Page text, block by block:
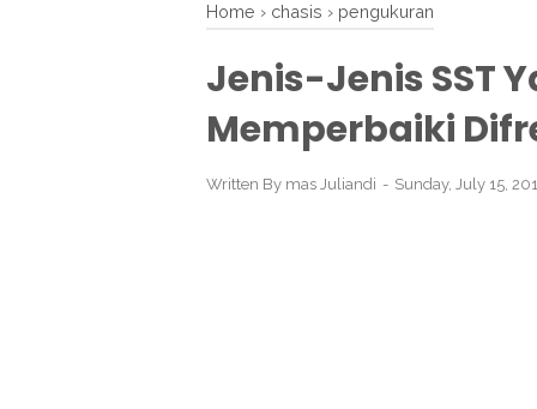
Home › chasis › pengukuran
Jenis-Jenis SST
Memperbaiki
Written By mas Juliandi Sunday, July 15,